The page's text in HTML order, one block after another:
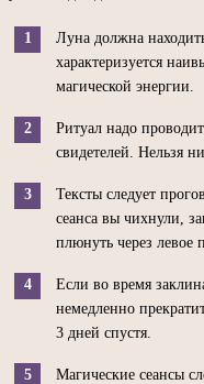
Луна должна
характеризуется
магической энергии.
Ритуал надо
свидетелей. Нельзя
Тексты следует
сеанса вы чихнули,
плюнуть через левое
Если во время
немедленно
3 дней спустя.
Магические сеансы